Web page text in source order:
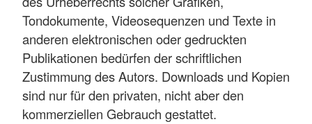
Tondokumente, Videosequenzen und Texte in
anderen elektronischen oder gedruckten
Publikationen bedürfen der schriftlichen
Zustimmung des Autors. Downloads und Kopien
sind nur für den privaten, nicht aber den
kommerziellen Gebrauch gestattet.